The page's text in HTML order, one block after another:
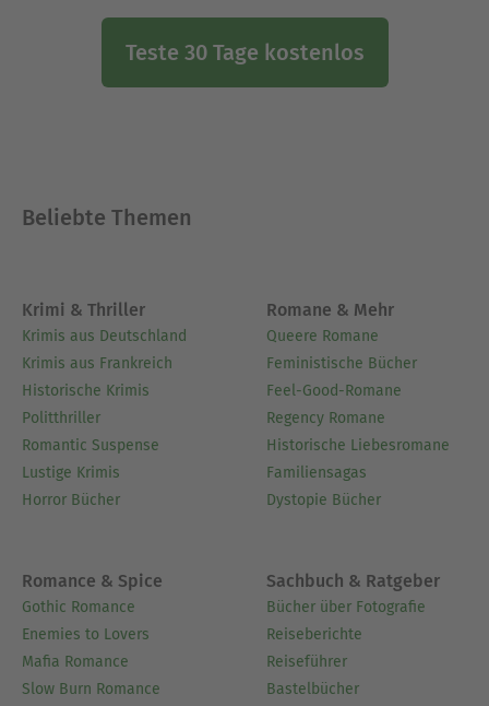
Teste 30 Tage kostenlos
Beliebte Themen
Krimi & Thriller
Krimis aus Deutschland
Krimis aus Frankreich
Historische Krimis
Politthriller
Romantic Suspense
Lustige Krimis
Horror Bücher
Romane & Mehr
Queere Romane
Feministische Bücher
Feel-Good-Romane
Regency Romane
Historische Liebesromane
Familiensagas
Dystopie Bücher
Romance & Spice
Gothic Romance
Enemies to Lovers
Mafia Romance
Slow Burn Romance
Sachbuch & Ratgeber
Bücher über Fotografie
Reiseberichte
Reiseführer
Bastelbücher